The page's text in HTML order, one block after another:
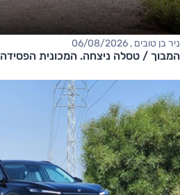
ניר בן טובים , 06/08/2026
המבוך / טסלה ניצחה. המכונית הפסידה